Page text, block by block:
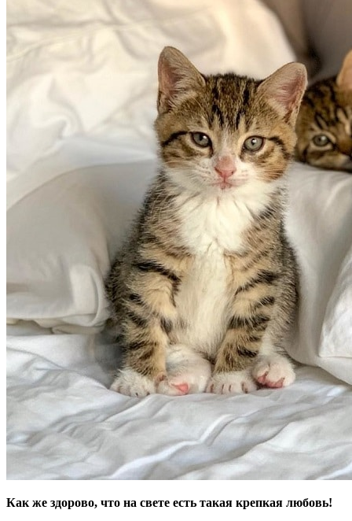
Как же здорово, что на свете есть такая крепкая любовь!